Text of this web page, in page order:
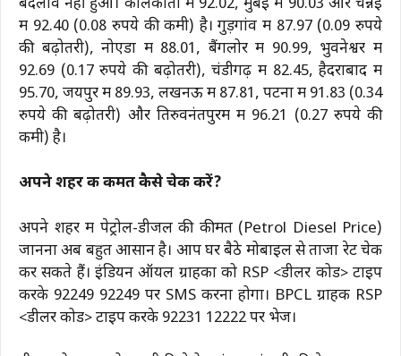
बदलाव नहीं हुआ। कोलकाता में ₹92.02, मुंबई में ₹90.03 और चेन्नई
में ₹92.40 (0.08 रुपये की कमी) है। गुड़गांव में ₹87.97 (0.09 रुपये
की बढ़ोतरी), नोएडा में ₹88.01, बैंगलोर में ₹90.99, भुवनेश्वर में
₹92.69 (0.17 रुपये की बढ़ोतरी), चंडीगढ़ में ₹82.45, हैदराबाद में
₹95.70, जयपुर में ₹89.93, लखनऊ में ₹87.81, पटना में ₹91.83 (0.34
रुपये की बढ़ोतरी) और तिरुवनंतपुरम में ₹96.21 (0.27 रुपये की
कमी) है।
अपने शहर की कीमत कैसे चेक करें?
अपने शहर में पेट्रोल-डीजल की कीमत (Petrol Diesel Price)
जानना अब बहुत आसान है। आप घर बैठे मोबाइल से ताजा रेट चेक
कर सकते हैं। इंडियन ऑयल ग्राहकों को RSP <डीलर कोड> टाइप
करके 92249 92249 पर SMS करना होगा। BPCL ग्राहक RSP
<डीलर कोड> टाइप करके 92231 12222 पर भेजें।